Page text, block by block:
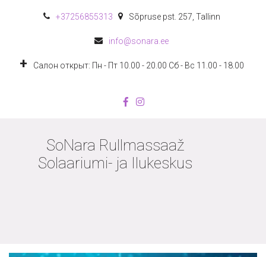
+37256855313 Sõpruse pst. 257 Tallinn
info@sonara.ee
Салон открыт: Пн - Пт 10.00 - 20.00 Сб - Вс 11.00 - 18.00
SoNara Rullmassaaž
Solaariumi- ja Ilukeskus